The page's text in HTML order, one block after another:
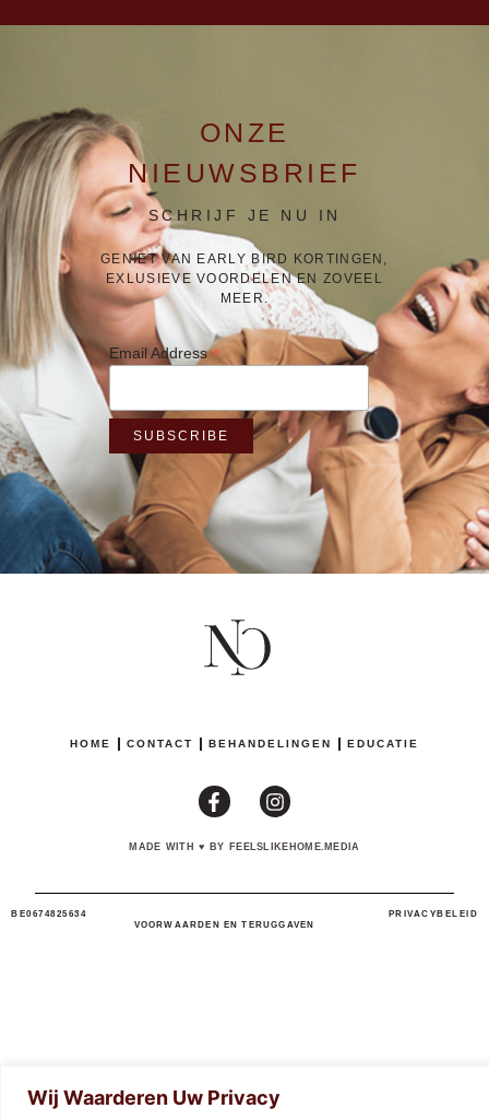
Wij Waarderen Uw Privacy
ONZE
NIEUWSBRIEF
SCHRIJF JE NU IN
GENIET VAN EARLY BIRD KORTINGEN,
EXLUSIEVE VOORDELEN EN ZOVEEL
MEER.
Email Address*
HOME CONTACT BEHANDELINGEN EDUCATIE
MADE WITH♥ BY FEELSLIKEHOME.MEDIA
PRIVACYBELEID
BE0674825634
VOORWAARDEN EN TERUGGAVEN